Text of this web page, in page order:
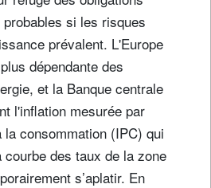
si les risques
prévalent. L'Europe
dépendante des
et la Banque centrale
l'inflation mesurée par
consommation (IPC) qui
des taux de la zone
s’aplatir. En